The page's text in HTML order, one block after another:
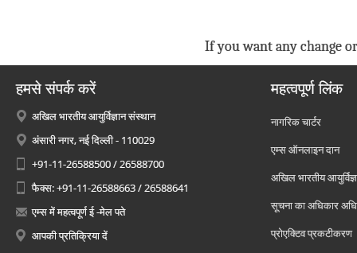
If you want any change
हमसे संपर्क करें
अखिल भारतीय आयुर्विज्ञान संस्थान
अंसारी नगर, नई दिल्ली - 110029
+91-11-26588500 / 26588700
फैक्स: +91-11-26588663 / 26588641
एम्स में महत्वपूर्ण ई -मेल पते
आपकी प्रतिक्रिया दें
महत्वपूर्ण लिंक
नागरिक चार्टर
एम्स ऑनलाइन दान
अखिल भारतीय
सूचना का अधिकार
प्रोएक्टिव प्रकटीकरण